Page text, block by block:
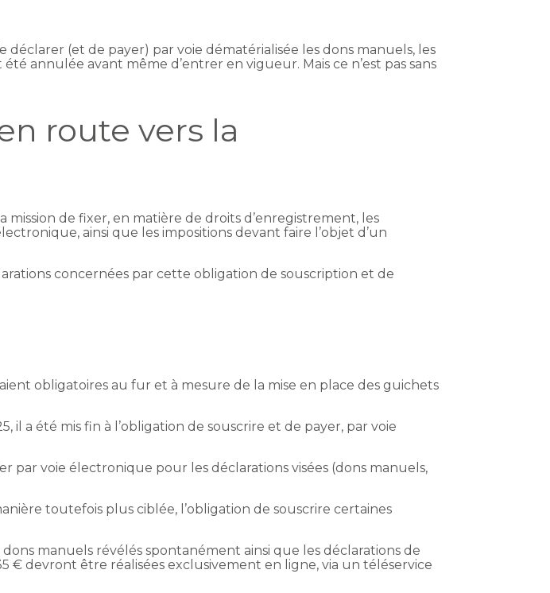
(et de payer) par voie dématérialisée les dons manuels, les
annulée avant même d’entrer en vigueur. Mais ce n’est pas sans
route vers la
de fixer, en matière de droits d’enregistrement, les
ainsi que les impositions devant faire l’objet d’un
concernées par cette obligation de souscription et de
obligatoires au fur et à mesure de la mise en place des guichets
il a été mis fin à l’obligation de souscrire et de payer, par voie
par voie électronique pour les déclarations visées (dons manuels,
toutefois plus ciblée, l’obligation de souscrire certaines
manuels révélés spontanément ainsi que les déclarations de
€ devront être réalisées exclusivement en ligne, via un téléservice